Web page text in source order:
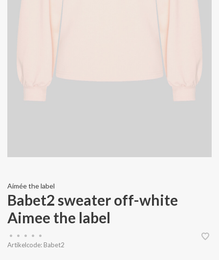
Aímée the label
Babet2 sweater off-white
Aimee the label
• • • •
•
Artikelcode: Babet2